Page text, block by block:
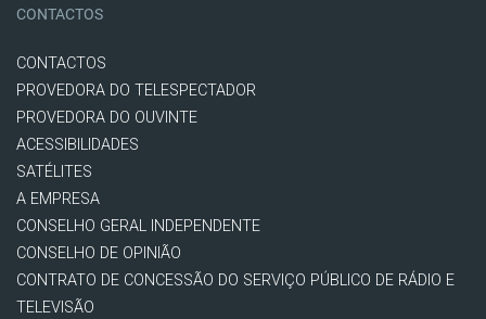
CONTACTOS
CONTACTOS
PROVEDORA DO TELESPECTADOR
PROVEDORA DO OUVINTE
ACESSIBILIDADES
SATÉLITES
A EMPRESA
CONSELHO GERAL INDEPENDENTE
CONSELHO DE OPINIÃO
CONTRATO DE CONCESSÃO DO SERVIÇO PÚBLICO DE RÁDIO E
TELEVISÃO